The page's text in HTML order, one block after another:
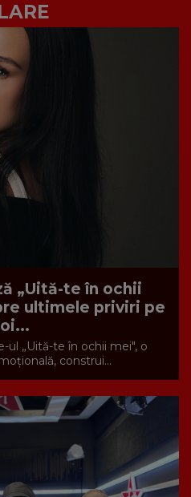
„Uită-te în ochii
ultimele priviri pe
ul „Uită-te în ochii mei", o
construi...